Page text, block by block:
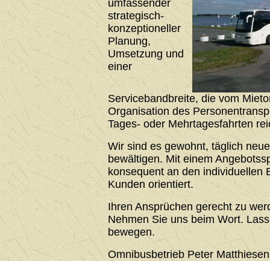
umfassender
strategisch-
konzeptioneller
Planung,
Umsetzung und
einer
Servicebandbreite, die vom
Organisation des
Tages- oder Mehrtagesfahrten
Wir sind es gewohnt, täglich
bewältigen. Mit einem
konsequent an den individuellen
Kunden orientiert.
Ihren Ansprüchen gerecht zu
Nehmen Sie uns beim Wort.
bewegen.
Omnibusbetrieb Peter Matthiesen